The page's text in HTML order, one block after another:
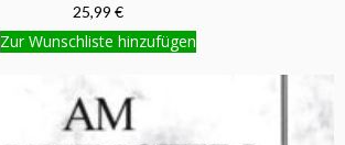
25,99 €
Zur Wunschliste hinzufügen